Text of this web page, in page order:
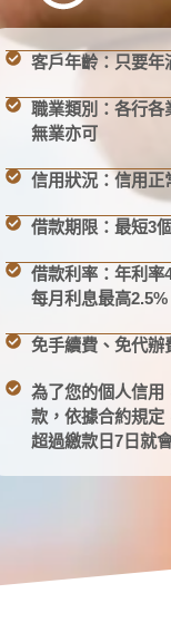
客戶年齡：只要年
職業類別：各行各
無業亦可
信用狀況：信用正
借款期限：最短3
借款利率：年利率
每月利息最高2.5%
免手續費、免代辦
為了您的個人信用
款，依據合約規定
超過繳款日7日就